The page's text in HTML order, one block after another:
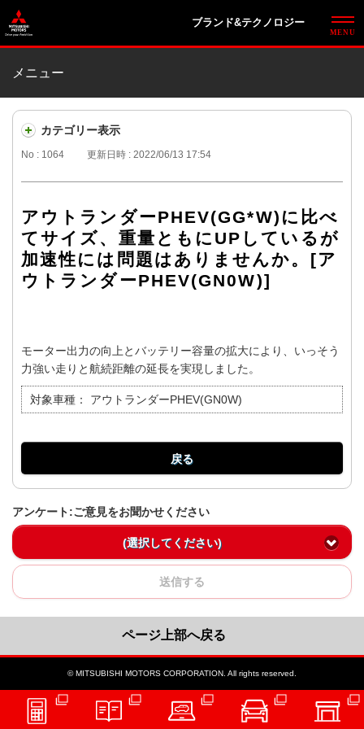
ブランド&テクノロジー
メニュー
カテゴリー表示
No : 1064 更新日時 : 2022/06/13 17:54
アウトランダーPHEV(GG*W)に比べ
てサイズ、重量ともにUPしているが
加速性には問題はありませんか。[ア
ウトランダーPHEV(GN0W)]
モーター出力の向上とバッテリー容量の拡大により、いっそう
力強い走りと航続距離の延長を実現しました。
対象車種： アウトランダーPHEV(GN0W)
戻る
アンケート:ご意見をお聞かせください
(選択してください)
送信する
ページ上部へ戻る
© MITSUBISHI MOTORS CORPORATION. All rights reserved.